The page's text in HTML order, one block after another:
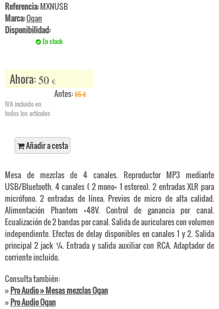
Referencia:MXNUSB
Marca:Oqan
Disponibilidad:
En stock
Ahora:50 €
Antes: 65€
IVA incluido en
todos los artículos
Añadir a cesta
Mesa de mezclas de 4 canales. Reproductor MP3 mediante
USB/Bluetooth. 4 canales ( 2 mono+ 1 estereo). 2 entradas XLR para
micrófono. 2 entradas de línea. Previos de micro de alta calidad.
Alimentación Phantom +48V. Control de ganancia por canal.
Ecualización de 2 bandas por canal. Salida de auriculares con volumen
independiente. Efectos de delay disponibles en canales 1 y 2. Salida
principal 2 jack ¼. Entrada y salida auxiliar con RCA. Adaptador de
corriente incluido.
Consulta también:
»Pro Audio » Mesas mezclas Oqan
»Pro Audio Oqan